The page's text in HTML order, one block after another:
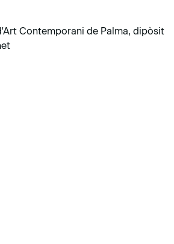
Contemporani de Palma, dipòsit